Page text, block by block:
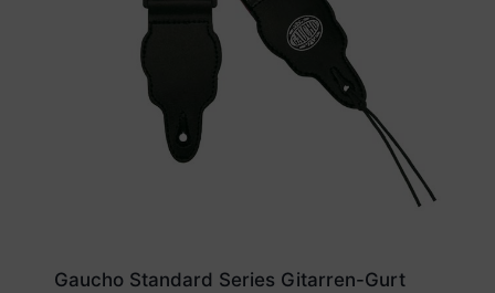
Gaucho Standard Series Gitarren-Gurt